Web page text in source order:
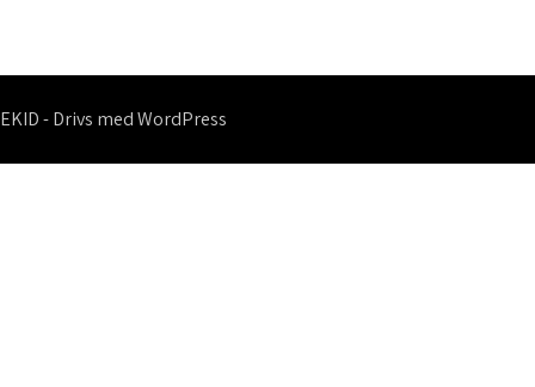
EKID - Drivs med WordPress